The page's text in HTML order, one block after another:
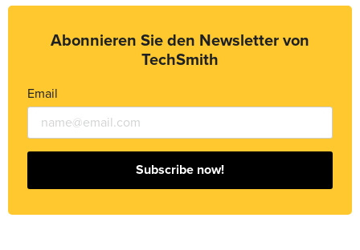
Abonnieren Sie den Newsletter von
TechSmith
Email
Subscribe now!